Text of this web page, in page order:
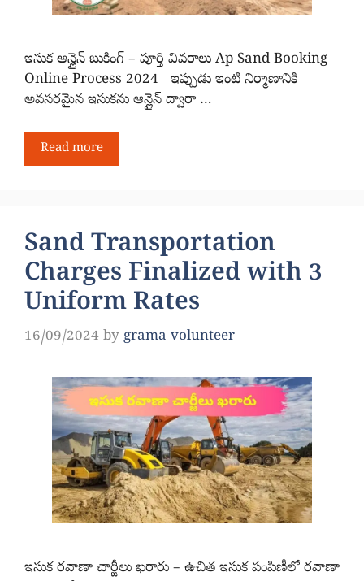
ఇసుక ఆన్లైన్ బుకింగ్ – పూర్తి వివరాలు Ap Sand Booking
Online Process 2024 ఇప్పుడు ఇంటి నిర్మాణానికి
అవసరమైన ఇసుకను ఆన్లైన్ ద్వారా …
Read more
Sand Transportation
Charges Finalized with 3
Uniform Rates
16/09/2024 by grama volunteer
ఇసుక రవాణా చార్జీలు ఖరారు – ఉచిత ఇసుక పంపిణీలో రవాణా